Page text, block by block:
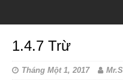
1.4.7 Trừ
Tháng Một 1, 2017